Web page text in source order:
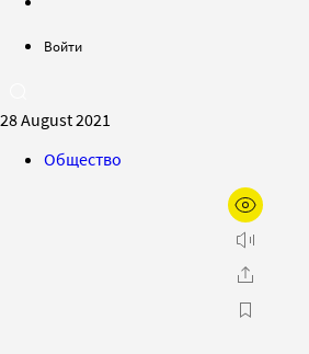
Войти
28 August 2021
Общество